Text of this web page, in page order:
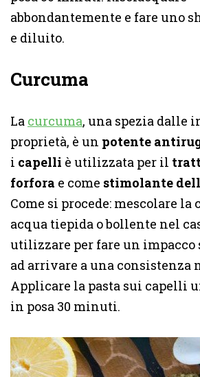
abbondantemente e fare uno
e diluito.
Curcuma
La curcuma, una spezia dalle
proprietà, è un potente
i capelli è utilizzata per il
forfora e come stimolante
Come si procede: mescolare la
acqua tiepida o bollente nel
utilizzare per fare un
ad arrivare a una consistenza
Applicare la pasta sui capelli
in posa 30 minuti.